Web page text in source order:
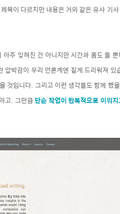
목이 다르지만 내용은 거의 같은 유사 기
주 잊혀진 건 아니지만 시간과 품도 들
압박감이 우리 언론계엔 짙게 드리워져 있
것입니다. 그리고 이런 생각들도 함께 했
고. 그만큼단순 작업이 반복적으로 이뤄